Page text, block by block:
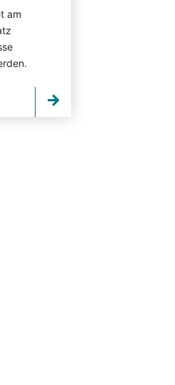
am